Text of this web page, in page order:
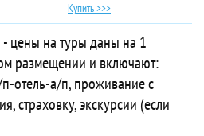
Купить >>>
цены на туры даны на 1
размещении и включают:
отель-а/п, проживание с
страховку, экскурсии (если